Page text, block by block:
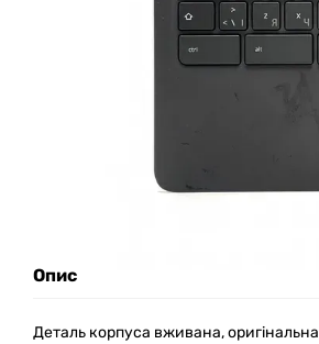
Опис
Деталь корпуса вживана,